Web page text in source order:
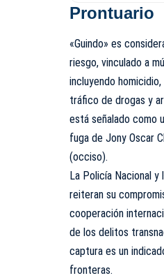
Prontuario
«Guindo» es
riesgo, vinculado a
incluyendo
tráfico de drogas y
está señalado como
fuga de Jony Oscar
(occiso).
La Policía Nacional
reiteran su
cooperación
de los delitos
captura es un
fronteras.